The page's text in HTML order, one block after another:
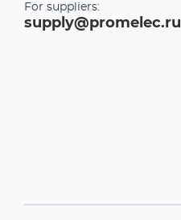
For suppliers:
supply@promelec.ru